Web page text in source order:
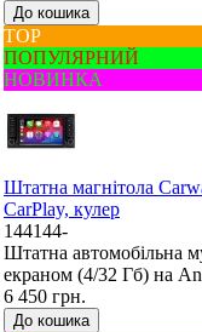
До кошика
ТОР
ПОПУЛЯРНИЙ
НОВИНКА
Штатна магнітола
CarPlay, кулер
144144-
Штатна автомобільна
екраном (4/32 Гб) на
6 450 грн.
До кошика